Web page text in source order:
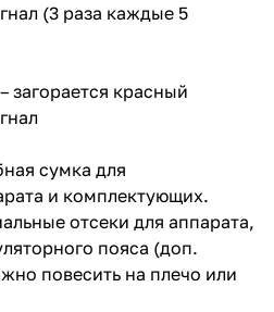
(3 раза каждые 5
загорается красный
сумка для
и комплектующих.
отсеки для аппарата,
пояса (доп.
повесить на плечо или